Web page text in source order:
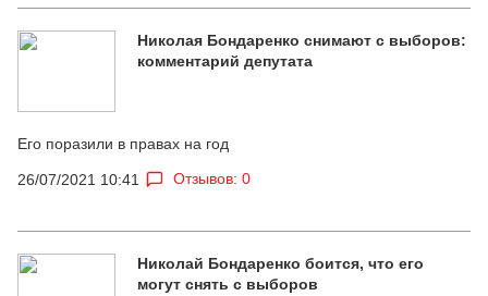
Николая Бондаренко снимают с выборов:
комментарий депутата
Его поразили в правах на год
26/07/2021 10:41 Отзывов: 0
Николай Бондаренко боится, что его
могут снять с выборов